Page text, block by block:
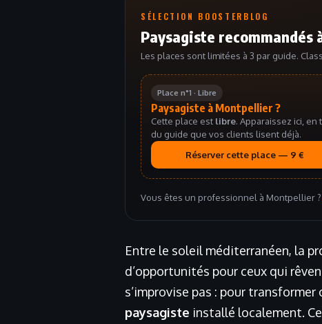
SÉLECTION BOOSTERBLOG
Paysagiste recommandés
Les places sont limitées à 3 par guide.
Place n°1 · Libre
Paysagiste à Montpellier ?
Cette place est libre. Apparaissez ici, en
du guide que vos clients lisent déjà.
Réserver cette place — 9 €
Vous êtes un professionnel à Montpellier ?
Entre le soleil méditerranéen, la
d’opportunités pour ceux qui
s’improvise pas : pour transformer
paysagiste installé localement.